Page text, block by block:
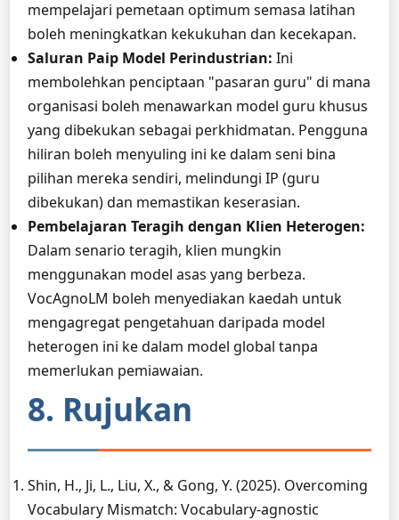
mempelajari pemetaan optimum semasa latihan
boleh meningkatkan kekukuhan dan kecekapan.
Saluran Paip Model Perindustrian: Ini
membolehkan penciptaan "pasaran guru" di mana
organisasi boleh menawarkan model guru khusus
yang dibekukan sebagai perkhidmatan. Pengguna
hiliran boleh menyuling ini ke dalam seni bina
pilihan mereka sendiri, melindungi IP (guru
dibekukan) dan memastikan keserasian.
Pembelajaran Teragih dengan Klien Heterogen:
Dalam senario teragih, klien mungkin
menggunakan model asas yang berbeza.
VocAgnoLM boleh menyediakan kaedah untuk
mengagregat pengetahuan daripada model
heterogen ini ke dalam model global tanpa
memerlukan pemiawaian.
8. Rujukan
Shin, H., Ji, L., Liu, X., & Gong, Y. (2025). Overcoming
Vocabulary Mismatch: Vocabulary-agnostic